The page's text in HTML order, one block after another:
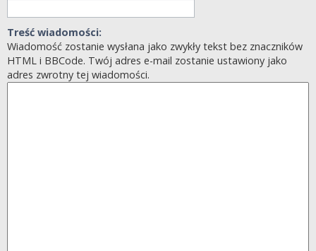
Treść wiadomości:
Wiadomość zostanie wysłana jako zwykły tekst bez znaczników
HTML i BBCode. Twój adres e-mail zostanie ustawiony jako
adres zwrotny tej wiadomości.